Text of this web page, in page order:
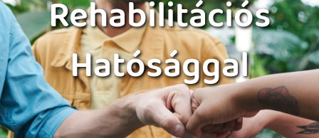
Rehabilitációs
Hatósággal